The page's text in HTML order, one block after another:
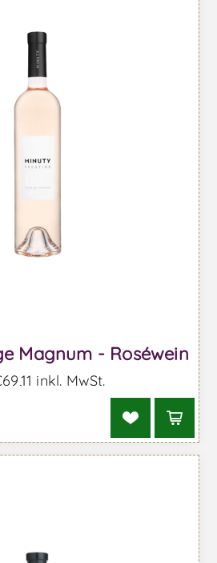
Magnum - Roséwein
inkl. MwSt.